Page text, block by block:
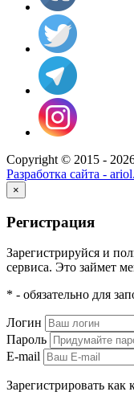
Copyright © 2015 -
Разработка сайта -
×
Регистрация
Зарегистрируйся и
сервиса. Это займет
* - обязательно для
Логин
Пароль
E-mail
Зарегистрировать как